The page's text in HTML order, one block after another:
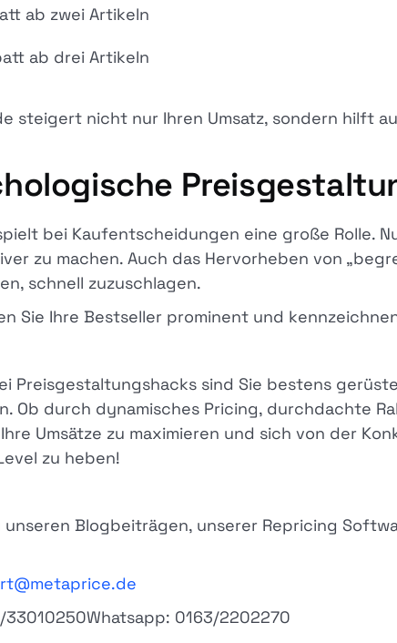
ab zwei Artikeln
ab drei Artikeln
steigert nicht nur Ihren Umsatz, sondern hilft
bei Kaufentscheidungen eine große Rolle.
zu machen. Auch das Hervorheben von
schnell zuzuschlagen.
Sie Ihre Bestseller prominent und
Preisgestaltungshacks sind Sie bestens
Ob durch dynamisches Pricing, durchdachte
Umsätze zu maximieren und sich von der
zu heben!
unseren Blogbeiträgen, unserer Repricing
33010250Whatsapp: 0163/2202270